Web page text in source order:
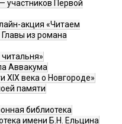
участников Первой
акция «Читаем
из романа
Аввакума
XIX века о Новгороде»
памяти
библиотека
имени Б.Н. Ельцина